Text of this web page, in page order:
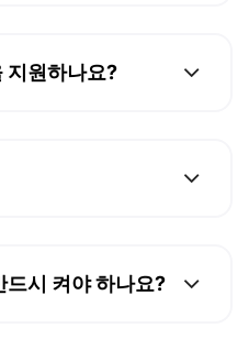
지원하나요?
시 켜야 하나요?